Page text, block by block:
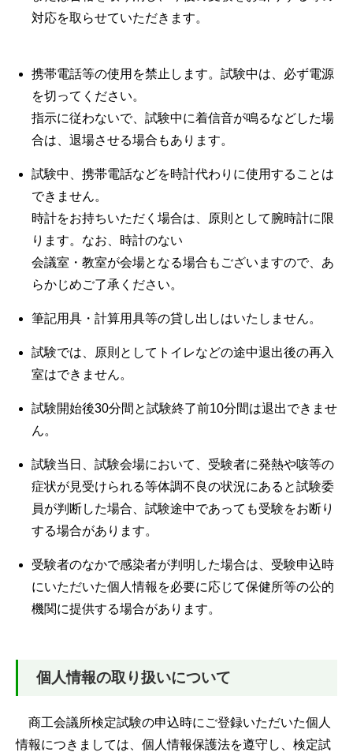
対応を取らせていただきます。
携帯電話等の使用を禁止します。試験中は、必ず電源
を切ってください。
指示に従わないで、試験中に着信音が鳴るなどした場
合は、退場させる場合もあります。
試験中、携帯電話などを時計代わりに使用することは
できません。
時計をお持ちいただく場合は、原則として腕時計に限
ります。なお、時計のない
会議室・教室が会場となる場合もございますので、あ
らかじめご了承ください。
筆記用具・計算用具等の貸し出しはいたしません。
試験では、原則としてトイレなどの途中退出後の再入
室はできません。
試験開始後30分間と試験終了前10分間は退出できませ
ん。
試験当日、試験会場において、受験者に発熱や咳等の
症状が見受けられる等体調不良の状況にあると試験委
員が判断した場合、試験途中であっても受験をお断り
する場合があります。
受験者のなかで感染者が判明した場合は、受験申込時
にいただいた個人情報を必要に応じて保健所等の公的
機関に提供する場合があります。
個人情報の取り扱いについて
商工会議所検定試験の申込時にご登録いただいた個人
情報につきましては、個人情報保護法を遵守し、検定試